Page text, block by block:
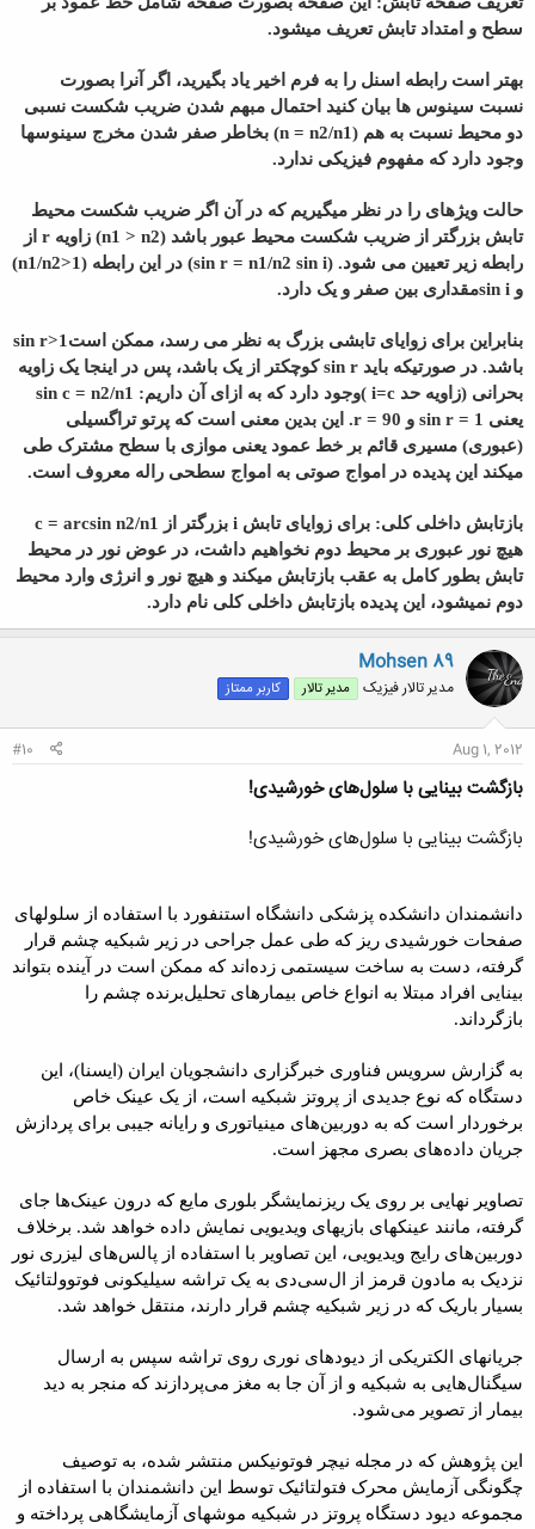
سطح و امتداد تابش تعریف میشود.
بهتر است رابطه اسنل را به فرم اخیر یاد بگیرید، اگر آنرا بصورت
نسبت سینوس ها بیان کنید احتمال مبهم شدن ضریب شکست نسبی
دو محیط نسبت به هم (n = n2/n1) بخاطر صفر شدن مخرج سینوسها
وجود دارد که مفهوم فیزیکی ندارد.
حالت ویژهای را در نظر میگیریم که در آن اگر ضریب شکست محیط
تابش بزرگتر از ضریب شکست محیط عبور باشد (n1 > n2) زاویه r از
رابطه زیر تعیین می شود. (sin r = n1/n2 sin i) در این رابطه (n1/n2>1)
و sin iمقداری بین صفر و یک دارد.
بنابراین برای زوایای تابشی بزرگ به نظر می رسد، ممکن استsin r>1
باشد. در صورتیکه باید sin r کوچکتر از یک باشد، پس در اینجا یک زاویه
بحرانی (زاویه حد i=c )وجود دارد که به ازای آن داریم: sin c = n2/n1
یعنی sin r = 1 و r = 90. این بدین معنی است که پرتو تراگسیلی
(عبوری) مسیری قائم بر خط عمود یعنی موازی با سطح مشترک طی
میکند این پدیده در امواج صوتی به امواج سطحی راله معروف است.
بازتابش داخلی کلی: برای زوایای تابش i بزرگتر از c = arcsin n2/n1
هیچ نور عبوری بر محیط دوم نخواهیم داشت، در عوض نور در محیط
تابش بطور کامل به عقب بازتابش میکند و هیچ نور و انرژی وارد محیط
دوم نمیشود، این پدیده بازتابش داخلی کلی نام دارد.
Mohsen 89
مدیر تالار فیزیک مدیر تالار کاربر ممتاز
Aug 1, 2012
#10
بازگشت بینایی با سلول‌های خورشیدی!
بازگشت بینایی با سلول‌های خورشیدی!
دانشمندان دانشکده پزشکی دانشگاه استنفورد با استفاده از سلولهای
صفحات خورشیدی ریز که طی عمل جراحی در زیر شبکیه چشم قرار
گرفته، دست به ساخت سیستمی زده‌اند که ممکن است در آینده بتواند
بینایی افراد مبتلا به انواع خاص بیمارهای تحلیل‌برنده چشم را
بازگرداند.
به گزارش سرویس فناوری خبرگزاری دانشجویان ایران (ایسنا)،‌ این
دستگاه که نوع جدیدی از پروتز شبکیه است، از یک عینک خاص
برخوردار است که به دوربین‌های مینیاتوری و رایانه جیبی برای پردازش
جریان داده‌های بصری مجهز است.
تصاویر نهایی بر روی یک ریزنمایشگر بلوری مایع که درون عینک‌ها جای
گرفته، مانند عینکهای بازیهای ویدیویی نمایش داده خواهد شد. برخلاف
دوربین‌های رایج ویدیویی، این تصاویر با استفاده از پالس‌های لیزری نور
نزدیک به مادون قرمز از ال‌سی‌دی به یک تراشه سیلیکونی فوتوولتائیک
بسیار باریک که در زیر شبکیه چشم قرار دارند، منتقل خواهد شد.
جریانهای الکتریکی از دیودهای نوری روی تراشه سپس به ارسال
سیگنال‌هایی به شبکیه و از آن جا به مغز می‌پردازند که منجر به دید
بیمار از تصویر می‌شود.
این پژوهش که در مجله نیچر فوتونیکس منتشر شده، به توصیف
چگونگی آزمایش محرک فتولتائیک توسط این دانشمندان با استفاده از
مجموعه دیود دستگاه پروتز در شبکیه موشهای آزمایشگاهی پرداخته و